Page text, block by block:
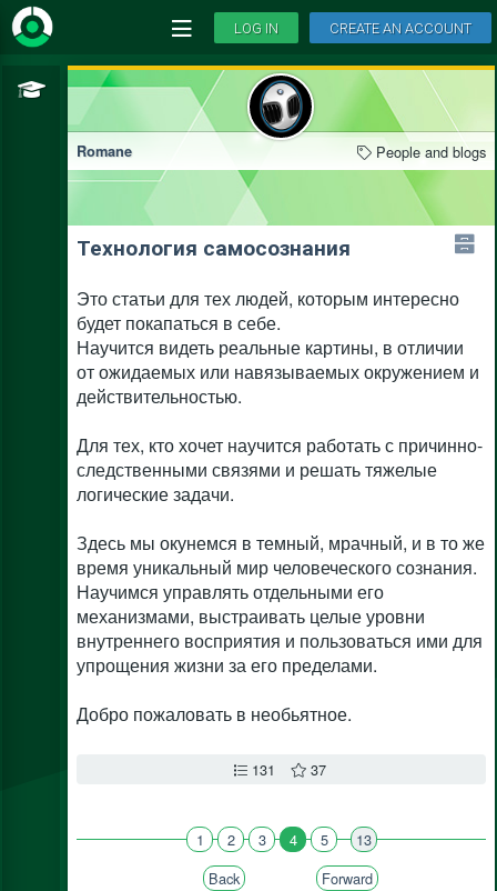
LOG IN CREATE AN ACCOUNT
Romane People and blogs
Технология самосознания
Это статьи для тех людей, которым интересно
будет покапаться в себе.
Научится видеть реальные картины, в отличии
от ожидаемых или навязываемых окружением и
действительностью.
Для тех, кто хочет научится работать с причинно-
следственными связями и решать тяжелые
логические задачи.
Здесь мы окунемся в темный, мрачный, и в то же
время уникальный мир человеческого сознания.
Научимся управлять отдельными его
механизмами, выстраивать целые уровни
внутреннего восприятия и пользоваться ими для
упрощения жизни за его пределами.
Добро пожаловать в необьятное.
131 37
Back
1 2 3 4 5
13
Forward